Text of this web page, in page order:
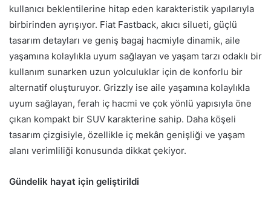
kullanıcı beklentilerine hitap eden karakteristik yapılarıyla
birbirinden ayrışıyor. Fiat Fastback, akıcı silueti, güçlü
tasarım detayları ve geniş bagaj hacmiyle dinamik, aile
yaşamına kolaylıkla uyum sağlayan ve yaşam tarzı odaklı bir
kullanım sunarken uzun yolculuklar için de konforlu bir
alternatif oluşturuyor. Grizzly ise aile yaşamına kolaylıkla
uyum sağlayan, ferah iç hacmi ve çok yönlü yapısıyla öne
çıkan kompakt bir SUV karakterine sahip. Daha köşeli
tasarım çizgisiyle, özellikle iç mekân genişliği ve yaşam
alanı verimliliği konusunda dikkat çekiyor.
Gündelik hayat için geliştirildi